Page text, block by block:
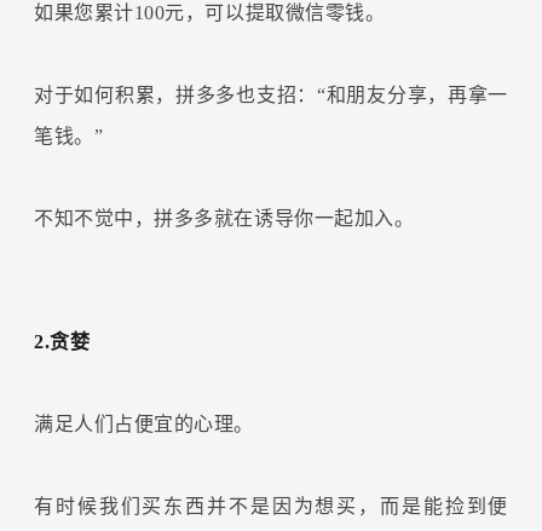
如果您累计100元，可以提取微信零钱。
对于如何积累，拼多多也支招：“和朋友分享，再拿一
笔钱。”
不知不觉中，拼多多就在诱导你一起加入。
2.贪婪
满足人们占便宜的心理。
有时候我们买东西并不是因为想买，而是能捡到便